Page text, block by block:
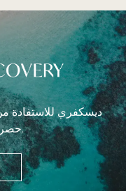
حصرية ومكافآت مميزة.